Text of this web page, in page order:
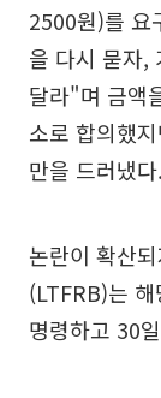
2500원)를 요
을 다시 묻자,
달라"며 금액
소로 합의했
만을 드러냈다.
논란이 확산
(LTFRB)는
명령하고 30